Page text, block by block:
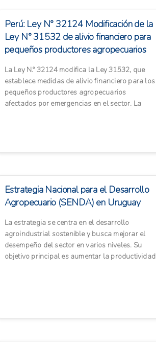
Perú: Ley N° 32124 Modificación de la
Ley N° 31532 de alivio financiero para
pequeños productores agropecuarios
La Ley N.º 32124 modifica la Ley 31532, que
establece medidas de alivio financiero para los
pequeños productores agropecuarios
afectados por emergencias en el sector. La
Estrategia Nacional para el Desarrollo
Agropecuario (SENDA) en Uruguay
La estrategia se centra en el desarrollo
agroindustrial sostenible y busca mejorar el
desempeño del sector en varios niveles. Su
objetivo principal es aumentar la productividad